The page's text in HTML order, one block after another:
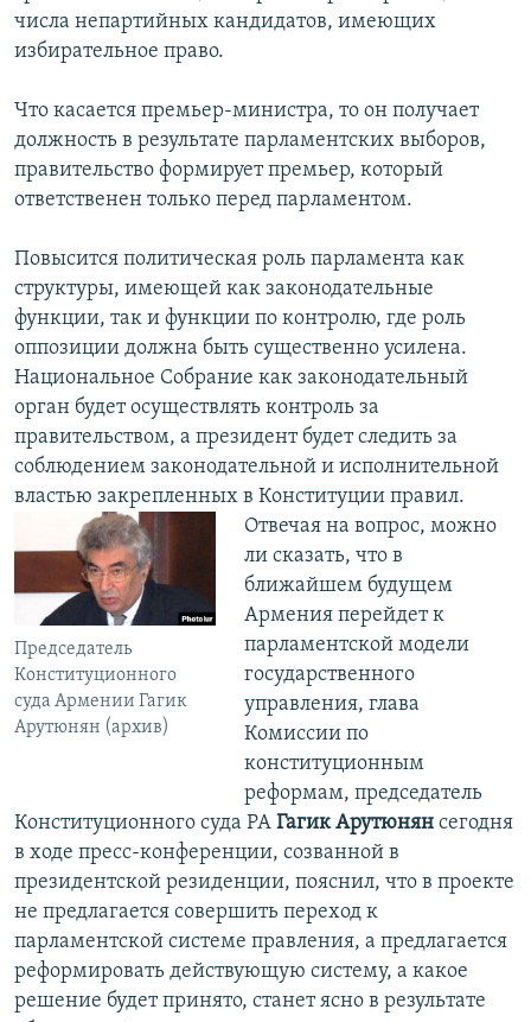
числа непартийных кандидатов, имеющих
избирательное право.
Что касается премьер-министра, то он получает
должность в результате парламентских выборов,
правительство формирует премьер, который
ответственен только перед парламентом.
Повысится политическая роль парламента как
структуры, имеющей как законодательные
функции, так и функции по контролю, где роль
оппозиции должна быть существенно усилена.
Национальное Собрание как законодательный
орган будет осуществлять контроль за
правительством, а президент будет следить за
соблюдением законодательной и исполнительной
властью закрепленных в Конституции правил.
Председатель
Конституционного
суда Армении Гагик
Арутюнян (архив)
Отвечая на вопрос, можно
ли сказать, что в
ближайшем будущем
Армения перейдет к
парламентской модели
государственного
управления, глава
Комиссии по
конституционным
реформам, председатель
Конституционного суда РА Гагик Арутюнян сегодня
в ходе пресс-конференции, созванной в
президентской резиденции, пояснил, что в проекте
не предлагается совершить переход к
парламентской системе правления, а предлагается
реформировать действующую систему, а какое
решение будет принято, станет ясно в результате